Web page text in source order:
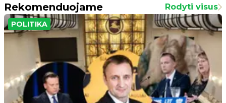
Rekomenduojame Rodyti visus
POLITIKA